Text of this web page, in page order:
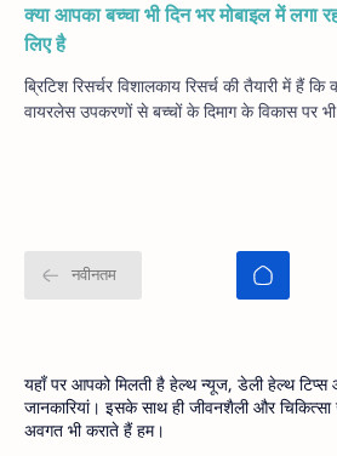
क्या आपका बच्चा भी दिन भर मोबाइल में
लिए है
ब्रिटिश रिसर्चर विशालकाय रिसर्च की तैयारी में हैं
वायरलेस उपकरणों से बच्चों के दिमाग के विकास पर
यहाँ पर आपको मिलती है हेल्थ न्यूज, डेली हेल्थ टिप्स
जानकारियां। इसके साथ ही जीवनशैली और
अवगत भी कराते हैं हम।